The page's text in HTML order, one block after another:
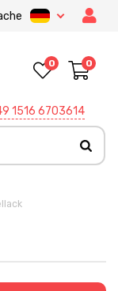
1516 6703614
0 0